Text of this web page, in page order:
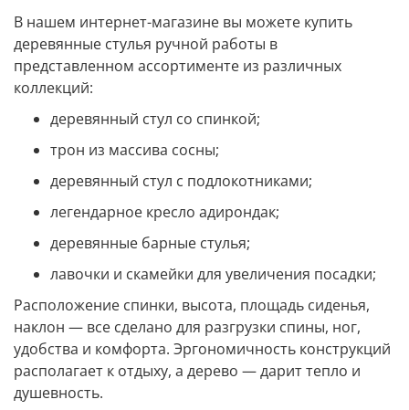
В нашем интернет-магазине вы можете купить
деревянные стулья ручной работы в
представленном ассортименте из различных
коллекций:
деревянный стул со спинкой;
трон из массива сосны;
деревянный стул с подлокотниками;
легендарное кресло адирондак;
деревянные барные стулья;
лавочки и скамейки для увеличения посадки;
Расположение спинки, высота, площадь сиденья,
наклон — все сделано для разгрузки спины, ног,
удобства и комфорта. Эргономичность конструкций
располагает к отдыху, а дерево — дарит тепло и
душевность.